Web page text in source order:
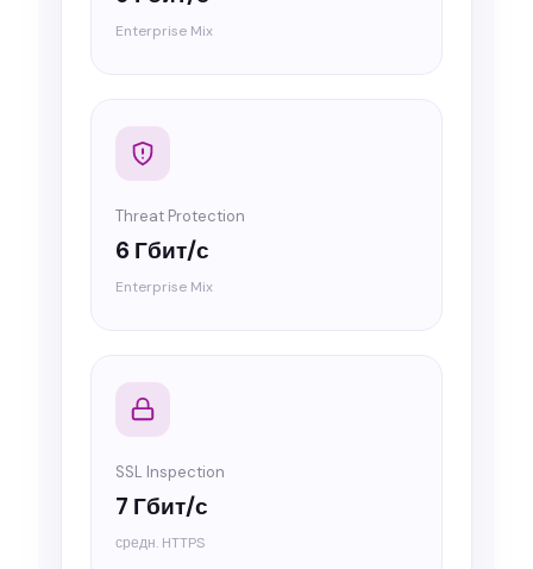
Enterprise Mix
Threat Protection
6 Гбит/с
Enterprise Mix
SSL Inspection
7 Гбит/с
средн. HTTPS